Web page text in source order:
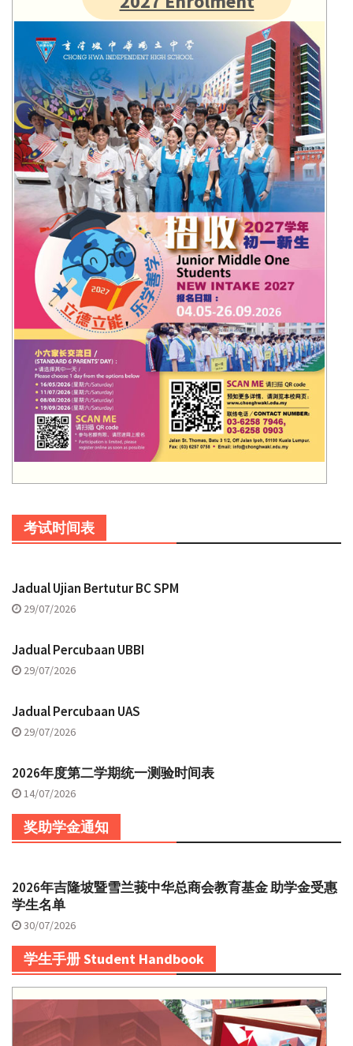
考试时间表
Jadual Ujian Bertutur BC SPM
29/07/2026
Jadual Percubaan UBBI
29/07/2026
Jadual Percubaan UAS
29/07/2026
2026年度第二学期统一测验时间表
14/07/2026
奖助学金通知
2026年吉隆坡暨雪兰莪中华总商会教育基金 助学金受惠
学生名单
30/07/2026
学生手册 Student Handbook